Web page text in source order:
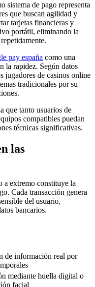
sistema de pago representa
que buscan agilidad y
tarjetas financieras y
portátil, eliminando la
pay españa como una
la rapidez. Según datos
jugadores de casinos online
tradicionales por su
que tanto usuarios de
compatibles puedan
técnicas significativas.
las
a extremo constituye la
Cada transacción genera
del usuario,
bancarios.
de información real por
mediante huella digital o
facial